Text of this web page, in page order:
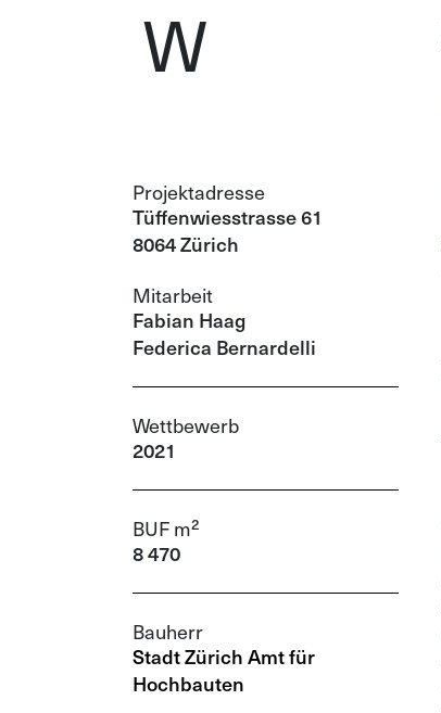
W
Projektadresse
Tüffenwiesstrasse 61
8064 Zürich
Mitarbeit
Fabian Haag
Federica Bernardelli
Wettbewerb
2021
BUF m²
8 470
Bauherr
Stadt Zürich Amt für
Hochbauten